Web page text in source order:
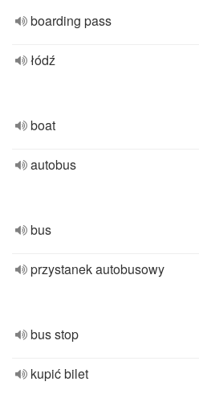
boarding pass
łódź
boat
autobus
bus
przystanek autobusowy
bus stop
kupić bilet